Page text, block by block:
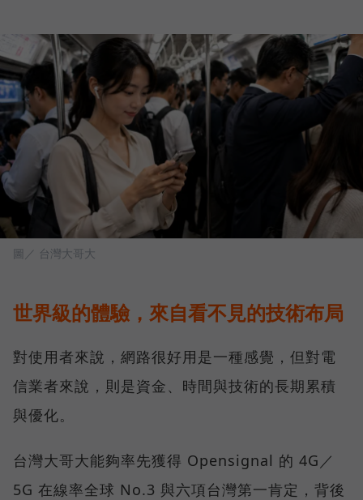
圖／ 台灣大哥大
世界級的體驗，來自看不見的技術布局
對使用者來說，網路很好用是一種感覺，但對電
信業者來說，則是資金、時間與技術的長期累積
與優化。
台灣大哥大能夠率先獲得 Opensignal 的 4G／
5G 在線率全球 No.3 與六項台灣第一肯定，背後